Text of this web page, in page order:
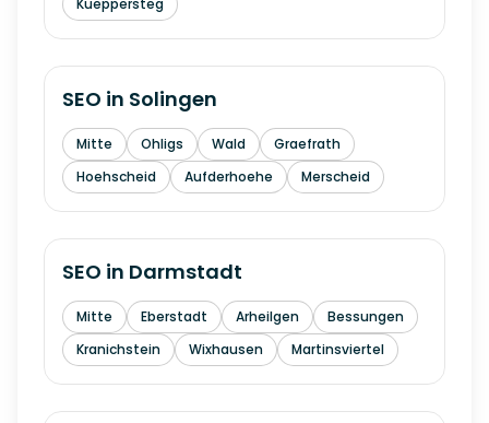
Kueppersteg
SEO in Solingen
Mitte Ohligs Wald
Graefrath
Hoehscheid
Aufderhoehe Merscheid
SEO in Darmstadt
Mitte Eberstadt Arheilgen
Bessungen
Kranichstein
Wixhausen Martinsviertel